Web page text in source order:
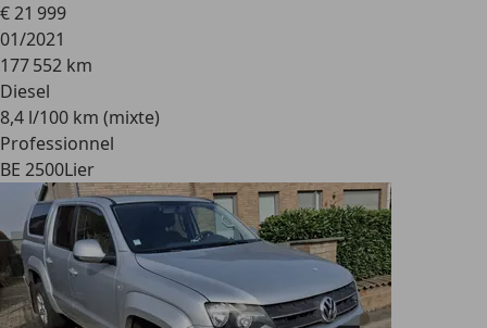
€ 21 999
01/2021
177 552 km
Diesel
8,4 l/100 km (mixte)
Professionnel
BE 2500Lier